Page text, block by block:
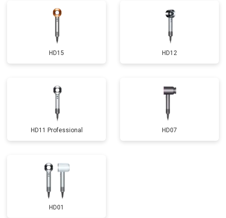
HD15 HD12
HD11 Professional HD07
HD01